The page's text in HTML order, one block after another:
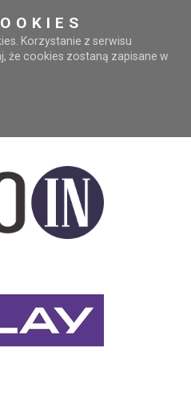
Korzystanie z serwisu
że cookies zostaną zapisane w